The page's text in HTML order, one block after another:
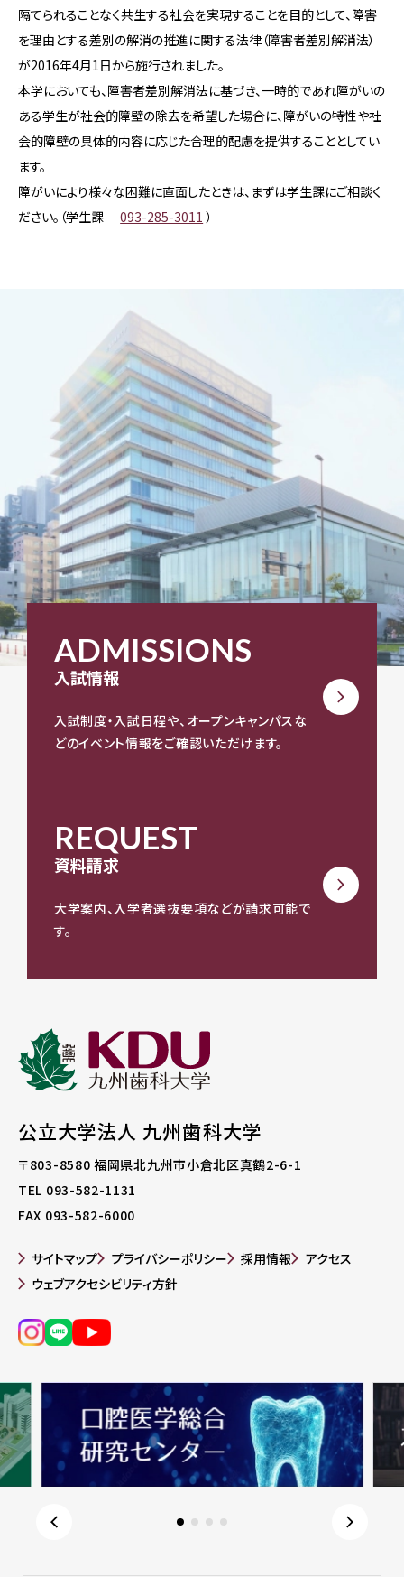
隔てられることなく共生する社会を実現することを目的として、障害
を理由とする差別の解消の推進に関する法律（障害者差別解消法）
が2016年4月1日から施行されました。
本学においても、障害者差別解消法に基づき、一時的であれ障がいの
ある学生が社会的障壁の除去を希望した場合に、障がいの特性や社
会的障壁の具体的内容に応じた合理的配慮を提供することとしてい
ます。
障がいにより様々な困難に直面したときは、まずは学生課にご相談く
ださい。（学生課
093-285-3011 ）
入試情報
ADMISSIONS
入試制度・入試日程や、オープンキャンパスな
どのイベント情報をご確認いただけます。
資料請求
REQUEST
大学案内、入学者選抜要項などが請求可能で
す。
公立大学法人 九州歯科大学
〒803-8580 福岡県北九州市小倉北区真鶴2-6-1
TEL 093-582-1131
FAX 093-582-6000
サイトマップ プライバシーポリシー 採用情報
アクセス
ウェブアクセシビリティ方針